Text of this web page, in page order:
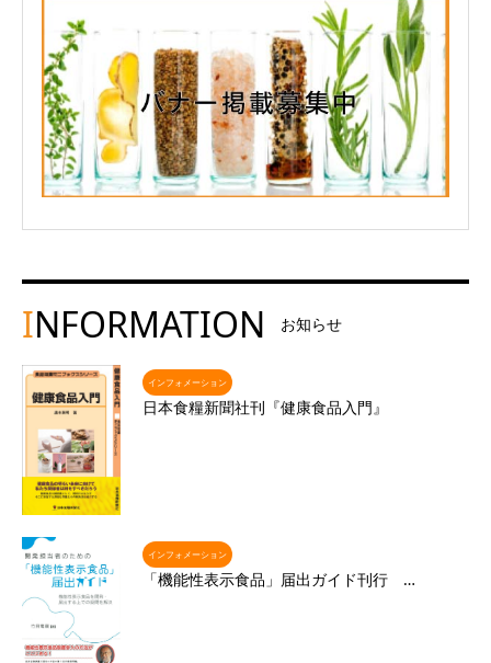
INFORMATION お知らせ
インフォメーション
日本食糧新聞社刊『健康食品入門』
インフォメーション
「機能性表示食品」届出ガイド刊行 …